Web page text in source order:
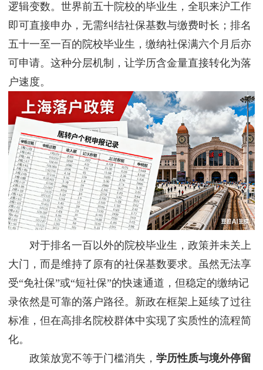
好
评
新
闻
资
讯
系
我
们
逻辑变数。世界前五十院校的毕业生，全职来沪工作
即可直接申办，无需纠结社保基数与缴费时长；排名
五十一至一百的院校毕业生，缴纳社保满六个月后亦
可申请。这种分层机制，让学历含金量直接转化为落
户速度。
对于排名一百以外的院校毕业生，政策并未关上
大门，而是维持了原有的社保基数要求。虽然无法享
受“免社保”或“短社保”的快速通道，但稳定的缴纳记
录依然是可靠的落户路径。新政在框架上延续了过往
标准，但在高排名院校群体中实现了实质性的流程简
化。
政策放宽不等于门槛消失， 学历性质与境外停留